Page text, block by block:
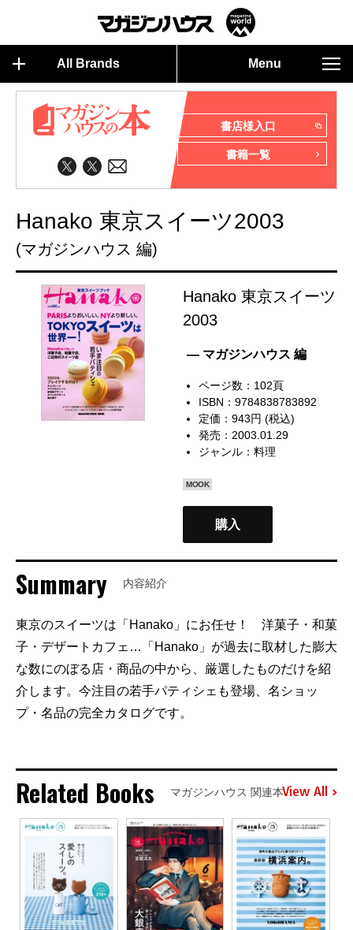
All Brands Menu
書店様入口
書籍一覧
Hanako 東京スイーツ2003
(マガジンハウス 編)
Hanako 東京スイーツ
2003
— マガジンハウス 編
ページ数：102頁
ISBN：9784838783892
定価：943円 (税込)
発売：2003.01.29
ジャンル：料理
MOOK
購入
Summary 内容紹介
東京のスイーツは「Hanako」にお任せ！ 洋菓子・和菓
子・デザートカフェ…「Hanako」が過去に取材した膨大
な数にのぼる店・商品の中から、厳選したものだけを紹
介します。今注目の若手パティシェも登場、名ショッ
プ・名品の完全カタログです。
Related Books マガジンハウス 関連本View All